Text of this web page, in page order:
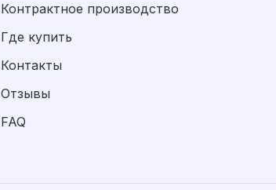
Контрактное производство
Где купить
Контакты
Отзывы
FAQ